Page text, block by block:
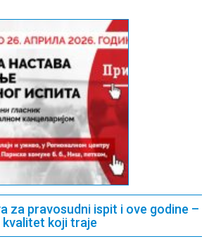
za pravosudni ispit i ove godine –
kvalitet koji traje